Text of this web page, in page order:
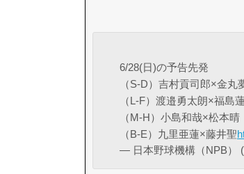
6/28(日)の予告先発
（S-D）吉村貢司郎×金丸
（L-F）渡邉勇太朗×福島
（M-H）小島和哉×松本晴
（B-E）九里亜蓮×藤井聖
— 日本野球機構（NPB）